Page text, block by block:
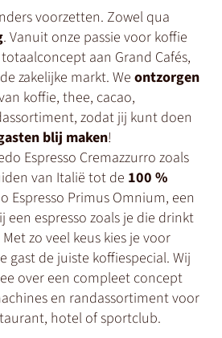
voorzetten. Zowel qua
. Vanuit onze passie voor koffie
aan Grand Cafés,
zakelijke markt. We ontzorgen
koffie, thee, cacao,
zodat jij kunt doen
blij maken!
Espresso Cremazzurro zoals
van Italië tot de 100 %
Espresso Primus Omnium, een
espresso zoals je die drinkt
zo veel keus kies je voor
gast de juiste koffiespecial. Wij
over een compleet concept
en randassortiment voor
hotel of sportclub.